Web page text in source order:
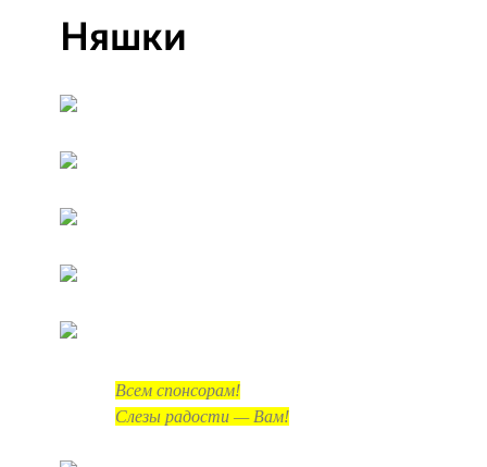
Няшки
Всем спонсорам!
Слезы радости — Вам!